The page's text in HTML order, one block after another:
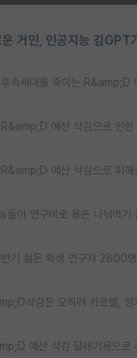
거인, 인공지능 김GPT
속세대를 죽이는 R&amp;D
예산 삭감으로 인한
예산 삭감으로 피해
들아 연구비로 용돈 나눠먹기
기 젊은 학생 연구자 2800
삭감은 오히려 카르텔, 정
예산 삭감 달래기용으로